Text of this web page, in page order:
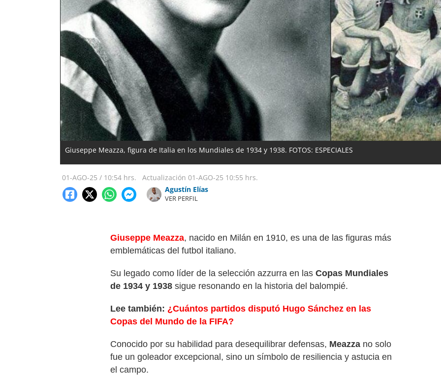
Giuseppe Meazza, figura de Italia en los Mundiales de 1934 y 1938. FOTOS: ESPECIALES
01-AGO-25 / 10:54 hrs. Actualización 01-AGO-25 10:55 hrs.
Agustín Elías
VER PERFIL
Giuseppe Meazza, nacido en Milán en 1910, es una de las figuras más
emblemáticas del futbol italiano.
Su legado como líder de la selección azzurra en las Copas Mundiales
de 1934 y 1938 sigue resonando en la historia del balompié.
Lee también: ¿Cuántos partidos disputó Hugo Sánchez en las
Copas del Mundo de la FIFA?
Conocido por su habilidad para desequilibrar defensas, Meazza no solo
fue un goleador excepcional, sino un símbolo de resiliencia y astucia en
el campo.